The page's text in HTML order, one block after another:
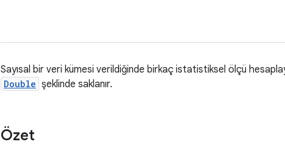
Sayısal bir veri kümesi verildiğinde birkaç istatistiksel ölçü
Double şeklinde saklanır.
Özet